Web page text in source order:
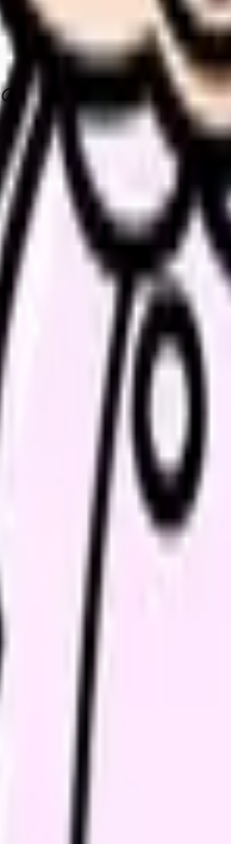
件・他の選択肢・相
件と転職時期を自社で
施設形態から、今の給
保することから始めて
を3つ書く
ける
らなかったか」です。
む前に確認できること